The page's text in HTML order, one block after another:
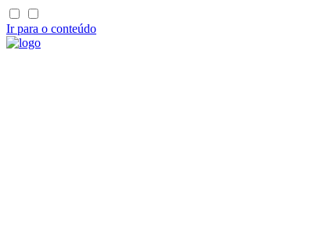
Ir para o conteúdo